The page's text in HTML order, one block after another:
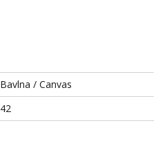
Bavlna / Canvas
42